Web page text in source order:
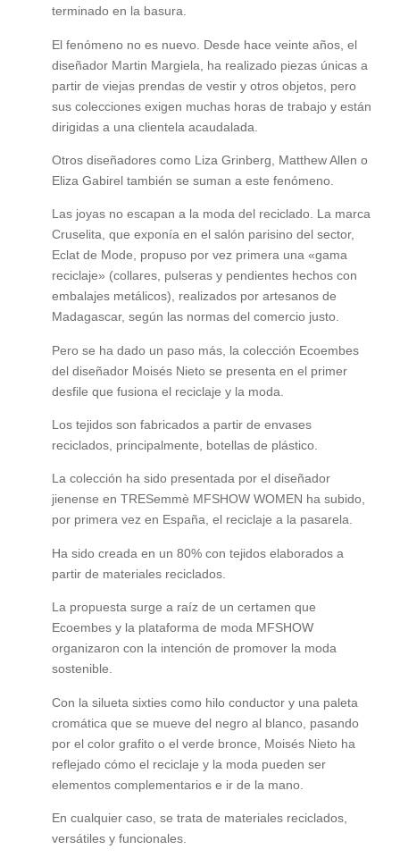
terminado en la basura.
El fenómeno no es nuevo. Desde hace veinte años, el
diseñador Martin Margiela, ha realizado piezas únicas a
partir de viejas prendas de vestir y otros objetos, pero
sus colecciones exigen muchas horas de trabajo y están
dirigidas a una clientela acaudalada.
Otros diseñadores como Liza Grinberg, Matthew Allen o
Eliza Gabirel también se suman a este fenómeno.
Las joyas no escapan a la moda del reciclado. La marca
Cruselita, que exponía en el salón parisino del sector,
Eclat de Mode, propuso por vez primera una «gama
reciclaje» (collares, pulseras y pendientes hechos con
embalajes metálicos), realizados por artesanos de
Madagascar, según las normas del comercio justo.
Pero se ha dado un paso más, la colección Ecoembes
del diseñador Moisés Nieto se presenta en el primer
desfile que fusiona el reciclaje y la moda.
Los tejidos son fabricados a partir de envases
reciclados, principalmente, botellas de plástico.
La colección ha sido presentada por el diseñador
jienense en TRESemmè MFSHOW WOMEN ha subido,
por primera vez en España, el reciclaje a la pasarela.
Ha sido creada en un 80% con tejidos elaborados a
partir de materiales reciclados.
La propuesta surge a raíz de un certamen que
Ecoembes y la plataforma de moda MFSHOW
organizaron con la intención de promover la moda
sostenible.
Con la silueta sixties como hilo conductor y una paleta
cromática que se mueve del negro al blanco, pasando
por el color grafito o el verde bronce, Moisés Nieto ha
reflejado cómo el reciclaje y la moda pueden ser
elementos complementarios e ir de la mano.
En cualquier caso, se trata de materiales reciclados,
versátiles y funcionales.